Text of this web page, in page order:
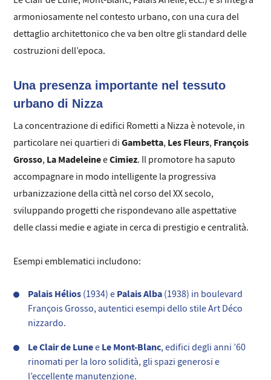
armoniosamente nel contesto urbano, con una cura del
dettaglio architettonico che va ben oltre gli standard delle
costruzioni dell’epoca.
Una presenza importante nel tessuto
urbano di Nizza
La concentrazione di edifici Rometti a Nizza è notevole, in
particolare nei quartieri diGambetta, Les Fleurs, François
Grosso, La MadeleineeCimiez. Il promotore ha saputo
accompagnare in modo intelligente la progressiva
urbanizzazione della città nel corso del XX secolo,
sviluppando progetti che rispondevano alle aspettative
delle classi medie e agiate in cerca di prestigio e centralità.
Esempi emblematici includono:
Palais Hélios (1934) e Palais Alba (1938) in boulevard
François Grosso, autentici esempi dello stile Art Déco
nizzardo.
Le Clair de Lunee Le Mont-Blanc, edifici degli anni ’60
rinomati per la loro solidità, gli spazi generosi e
l’eccellente manutenzione.